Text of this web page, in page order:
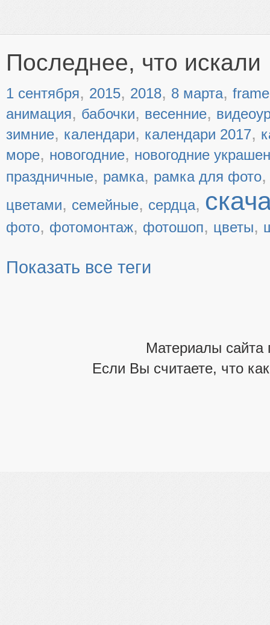
Последнее, что искали
1 сентября, 2015, 2018, 8 марта, frame
анимация, бабочки, весенние,
зимние, календари, календари 2017,
море, новогодние, новогодние
праздничные, рамка, рамка для фото
цветами, семейные, сердца,
фото, фотомонтаж, фотошоп, цветы,
Показать все теги
Материалы сайта
Если Вы считаете, что